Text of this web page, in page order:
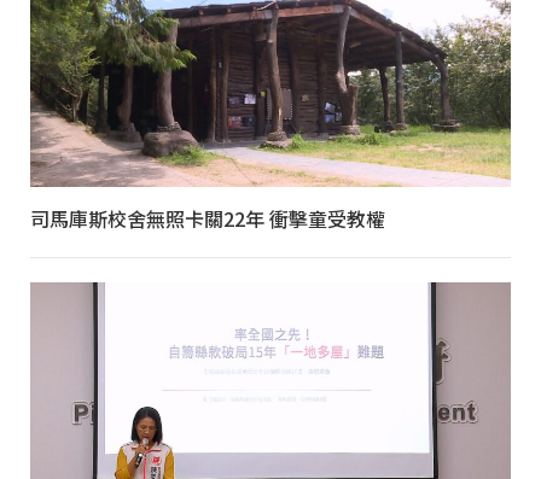
司馬庫斯校舍無照卡關22年 衝擊童受教權